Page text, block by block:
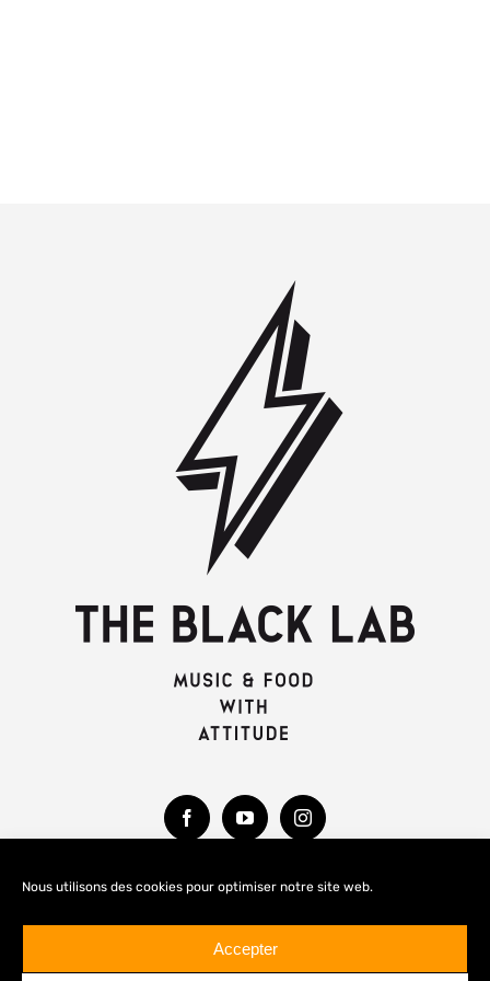
Nous utilisons des cookies pour optimiser notre site web.
Accepter
MENTIONS LÉGALES